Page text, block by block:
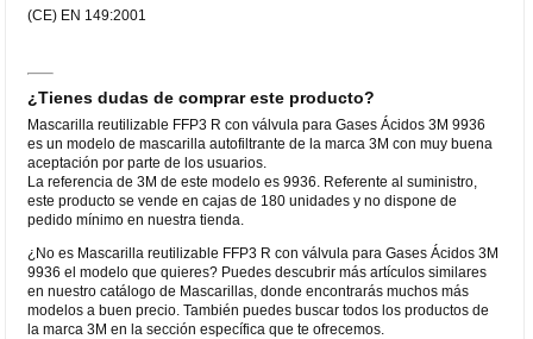
(CE) EN 149:2001
¿Tienes dudas de comprar este producto?
Mascarilla reutilizable FFP3 R con válvula para Gases Ácidos 3M 9936
es un modelo de mascarilla autofiltrante de la marca 3M con muy buena
aceptación por parte de los usuarios.
La referencia de 3M de este modelo es 9936. Referente al suministro,
este producto se vende en cajas de 180 unidades y no dispone de
pedido mínimo en nuestra tienda.
¿No es Mascarilla reutilizable FFP3 R con válvula para Gases Ácidos 3M
9936 el modelo que quieres? Puedes descubrir más artículos similares
en nuestro catálogo de Mascarillas, donde encontrarás muchos más
modelos a buen precio. También puedes buscar todos los productos de
la marca 3M en la sección específica que te ofrecemos.